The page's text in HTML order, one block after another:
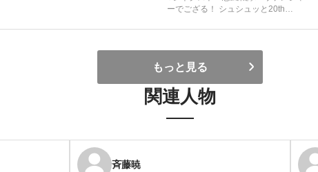
ーでござる！ シュシュッと20th
もっと見る
関連人物
斉藤暁